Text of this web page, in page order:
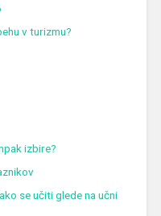
v turizmu?
izbire?
se učiti glede na učni